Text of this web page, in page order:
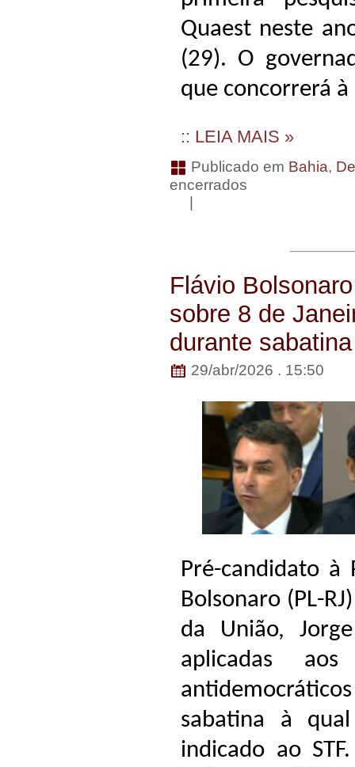
Quaest neste
(29). O
que concorrerá
:: LEIA MAIS »
Publicado em Bahia,
encerrados
Flávio
sobre 8 de
durante
29/abr/2026 . 15:50
Pré-candidato à
Bolsonaro (PL-
da União,
aplicadas
sabatina à
indicado ao